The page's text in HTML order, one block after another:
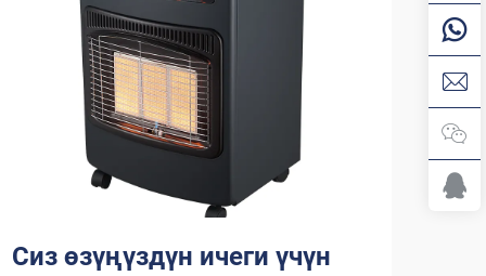
Сиз өзүңүздүн ичеги үчүн